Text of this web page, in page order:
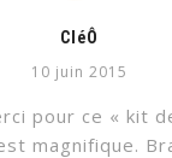
CléÔ
10 juin 2015
pour ce « kit
magnifique.